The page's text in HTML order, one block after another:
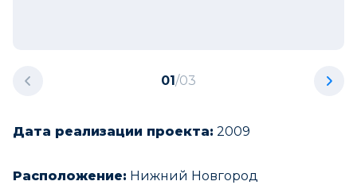
01/03
Дата реализации проекта: 2009
Расположение: Нижний Новгород